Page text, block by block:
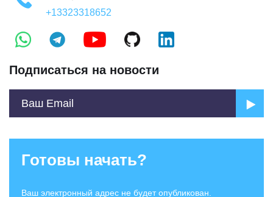
+13323318652
Подписаться на новости
Готовы начать?
Ваш электронный адрес не будет опубликован.